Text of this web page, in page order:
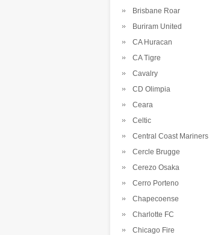
Brisbane Roar
Buriram United
CA Huracan
CA Tigre
Cavalry
CD Olimpia
Ceara
Celtic
Central Coast Mariners
Cercle Brugge
Cerezo Osaka
Cerro Porteno
Chapecoense
Charlotte FC
Chicago Fire